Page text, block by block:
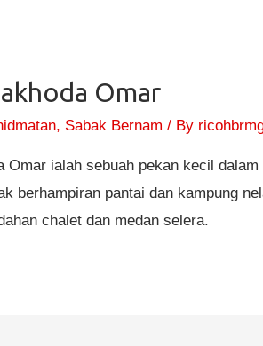
Omar
, Sabak Bernam / By
Omar ialah sebuah pekan kecil
berhampiran pantai dan kampung
chalet dan medan selera.